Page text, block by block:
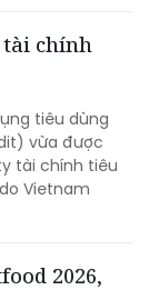
trình phê
chủ động
tiền theo
tài chính
tiêu dùng
vừa được
tài chính tiêu
Vietnam
2026,